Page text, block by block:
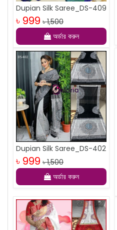
Dupian Silk Saree_DS-409
৳ 999 ৳ 1,500
অর্ডার করুন
Dupian Silk Saree_DS-402
৳ 999 ৳ 1,500
অর্ডার করুন